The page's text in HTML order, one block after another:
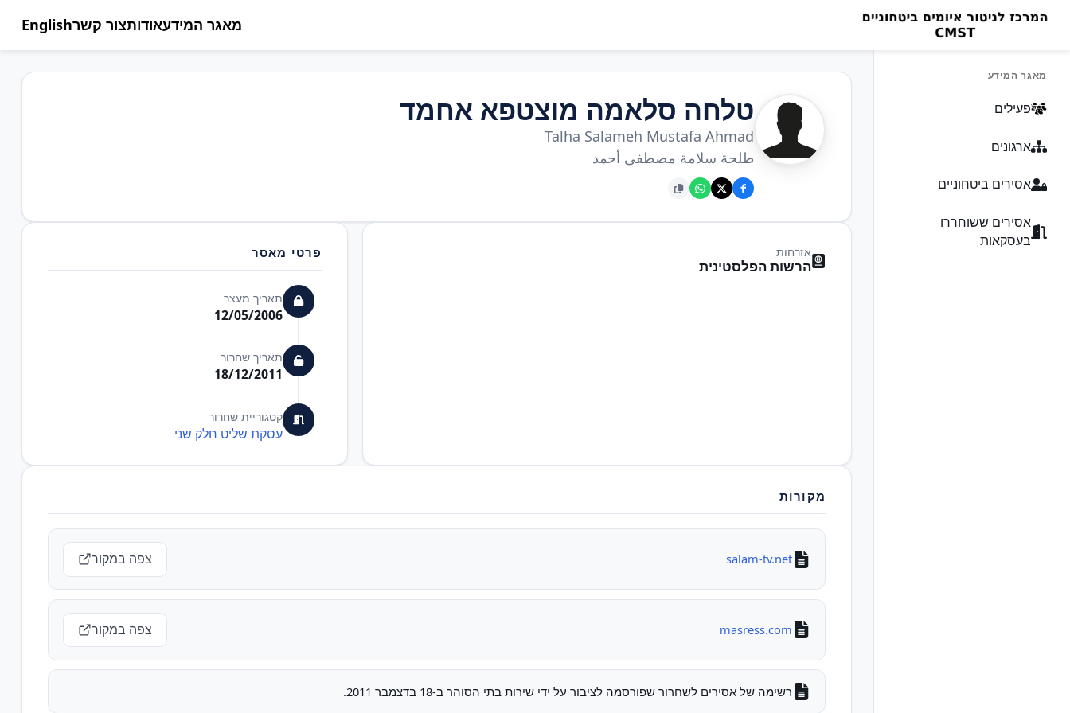
מאגר המידעאודותצור קשרEnglish
מאגר המידע
פעילים
ארגונים
אסירים ביטחוניים
אסירים ששוחררו
בעסקאות
טלחה סלאמה מוצטפא אחמד
Talha Salameh Mustafa Ahmad
طلحة سلامة مصطفى أحمد
אזרחות
הרשות הפלסטינית
פרטי מאסר
תאריך מעצר
12/05/2006
תאריך שחרור
18/12/2011
קטגוריית שחרור
עסקת שליט חלק שני
מקורות
salam-tv.net צפה במקור
masress.com צפה במקור
רשימה של אסירים לשחרור שפורסמה לציבור על ידי שירות בתי הסוהר ב-18 בדצמבר 2011.